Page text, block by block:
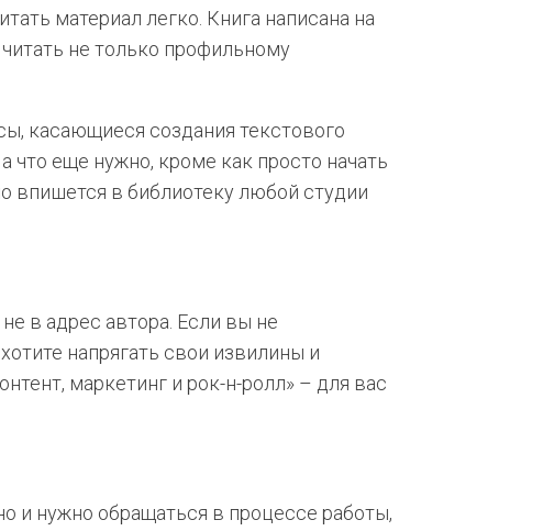
материал легко. Книга написана на
не только профильному
касающиеся создания текстового
что еще нужно, кроме как просто начать
впишется в библиотеку любой студии
в адрес автора. Если вы не
напрягать свои извилины и
маркетинг и рок-н-ролл» – для вас
и нужно обращаться в процессе работы,